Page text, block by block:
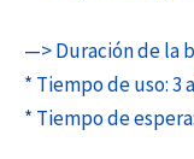
—> Duración de la
* Tiempo de uso: 3
* Tiempo de